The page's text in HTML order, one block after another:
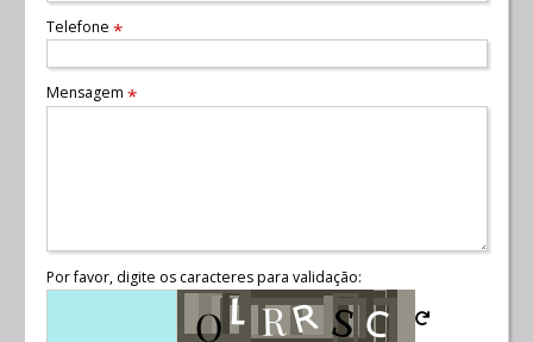
Telefone *
Mensagem *
Por favor, digite os caracteres para validação: